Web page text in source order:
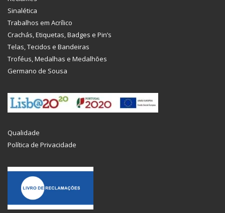
Sinalética
Trabalhos em Acrílico
Crachás, Etiquetas, Badges e Pin’s
Telas, Tecidos e Bandeiras
Troféus, Medalhas e Medalhões
Germano de Sousa
Qualidade
Política de Privacidade